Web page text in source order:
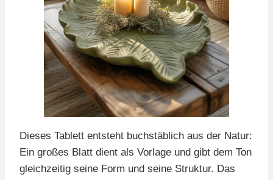
Dieses Tablett entsteht buchstäblich aus der Natur:
Ein großes Blatt dient als Vorlage und gibt dem Ton
gleichzeitig seine Form und seine Struktur. Das